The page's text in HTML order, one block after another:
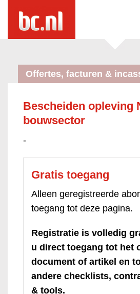
Offertes, facturen &
Bescheiden opleving
bouwsector
-
Gratis toegang
Alleen geregistreerde
toegang tot deze pagina.
Registratie is volledig
u direct toegang tot het
document of artikel en
andere checklists,
& tools.